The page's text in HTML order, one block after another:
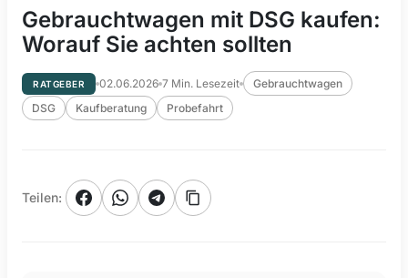
Gebrauchtwagen mit DSG kaufen:
Worauf Sie achten sollten
RATGEBER 02.06.2026 7 Min. Lesezeit
Gebrauchtwagen
DSG
Kaufberatung Probefahrt
Teilen: